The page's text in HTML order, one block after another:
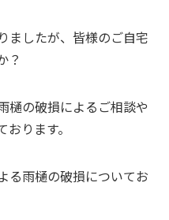
ましたが、皆様のご自宅
？
樋の破損によるご相談や
ります。
る雨樋の破損についてお